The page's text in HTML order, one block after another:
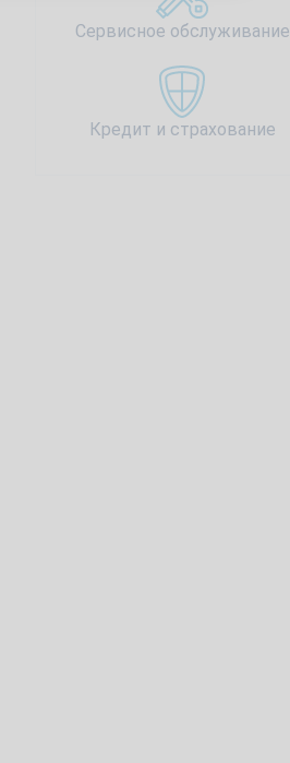
Сервисное обслуживание
Кредит и страхование